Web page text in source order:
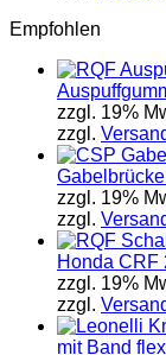
Empfohlen
zzgl. 19%
zzgl.
zzgl. 19%
zzgl.
Honda CRF
zzgl. 19%
zzgl.
mit Band